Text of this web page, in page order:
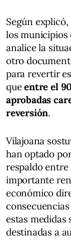
Según
los municipios
analice la
otro
para revertir
queentre el
aprobadas
reversión.
Vilajoana
han optado
respaldo entre
importante
económico
estas
destinadas a